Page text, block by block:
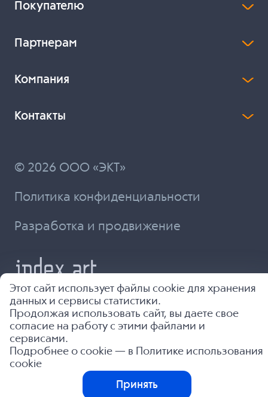
Покупателю
Партнерам
Компания
Контакты
© 2026 ООО «ЭКТ»
Политика конфиденциальности
Разработка и продвижение
Этот сайт использует файлы cookie для хранения
данных и сервисы статистики.
Продолжая использовать сайт, вы даете свое
согласие на работу с этими файлами и
сервисами.
Подробнее о cookie — в
Политике использования
cookie
Принять